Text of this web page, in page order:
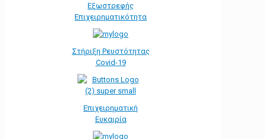
Εξωστρεφής
Επιχειρηματικότητα
Στήριξη Ρευστότητας
Covid-19
Επιχειρηματική
Ευκαιρία